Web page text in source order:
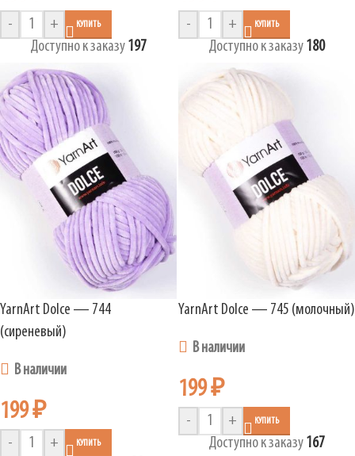
- + КУПИТЬ
Доступно к заказу 197
- + КУПИТЬ
Доступно к заказу 180
YarnArt Dolce — 744
(сиреневый)
В наличии
199₽
- + КУПИТЬ
YarnArt Dolce — 745 (молочный)
В наличии
199₽
- + КУПИТЬ
Доступно к заказу 167